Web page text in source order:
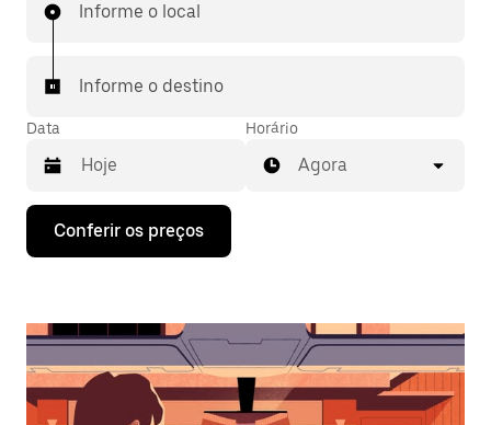
Informe o local
Informe o destino
Data
Pressione
seta
interagir
o
calendário
Horário
Agora
Conferir os preços